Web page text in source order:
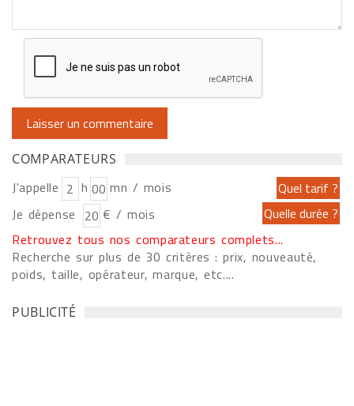
COMPARATEURS
J'appelle h
mn / mois
Je dépense
€ / mois
Retrouvez tous nos comparateurs complets...
Recherche sur plus de 30 critères : prix, nouveauté,
poids, taille, opérateur, marque, etc....
PUBLICITÉ